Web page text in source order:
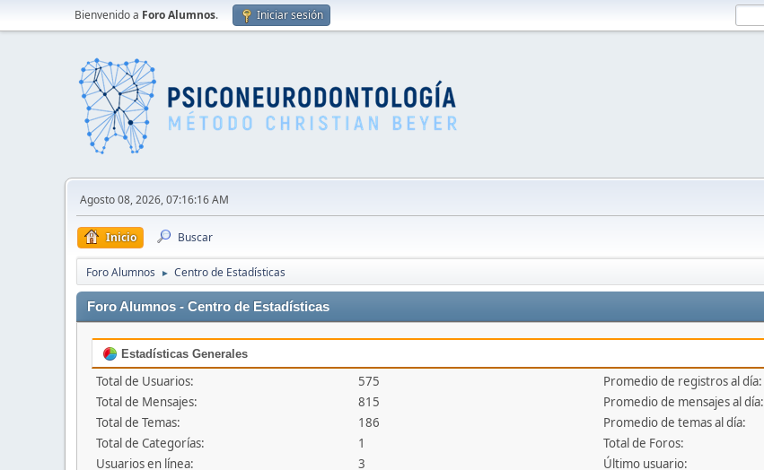
Bienvenido a Foro Alumnos. Iniciar sesión
Agosto 08, 2026, 07:16:16 AM
Inicio Buscar
Foro Alumnos ► Centro de Estadísticas
Foro Alumnos - Centro de Estadísticas
Estadísticas Generales
Total de Usuarios:
575
Total de Mensajes:
815
Total de Temas:
186
Total de Categorías:
1
Usuarios en línea:
3
Promedio de registros al día:
Promedio de mensajes al día:
Promedio de temas al día:
Total de Foros:
Último usuario: